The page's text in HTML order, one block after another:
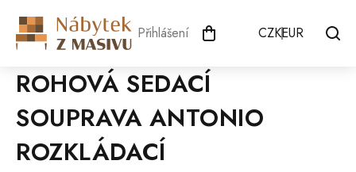
obsah
Přihlášení CZKEUR
ROHOVÁ SEDACÍ
SOUPRAVA ANTONIO
ROZKLÁDACÍ